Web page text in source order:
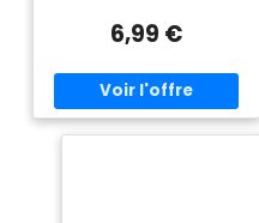
boîte de rangement
maximale. Design innovant en
double tête:Les brosses ont un
côté en silicone pour masser
les gencives et un côté en
6,99 €